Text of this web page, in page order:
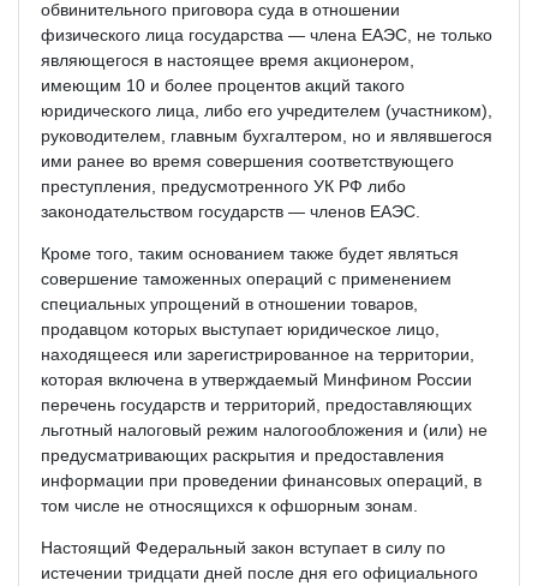
обвинительного приговора суда в отношении
физического лица государства — члена ЕАЭС, не только
являющегося в настоящее время акционером,
имеющим 10 и более процентов акций такого
юридического лица, либо его учредителем (участником),
руководителем, главным бухгалтером, но и являвшегося
ими ранее во время совершения соответствующего
преступления, предусмотренного УК РФ либо
законодательством государств — членов ЕАЭС.
Кроме того, таким основанием также будет являться
совершение таможенных операций с применением
специальных упрощений в отношении товаров,
продавцом которых выступает юридическое лицо,
находящееся или зарегистрированное на территории,
которая включена в утверждаемый Минфином России
перечень государств и территорий, предоставляющих
льготный налоговый режим налогообложения и (или) не
предусматривающих раскрытия и предоставления
информации при проведении финансовых операций, в
том числе не относящихся к офшорным зонам.
Настоящий Федеральный закон вступает в силу по
истечении тридцати дней после дня его официального